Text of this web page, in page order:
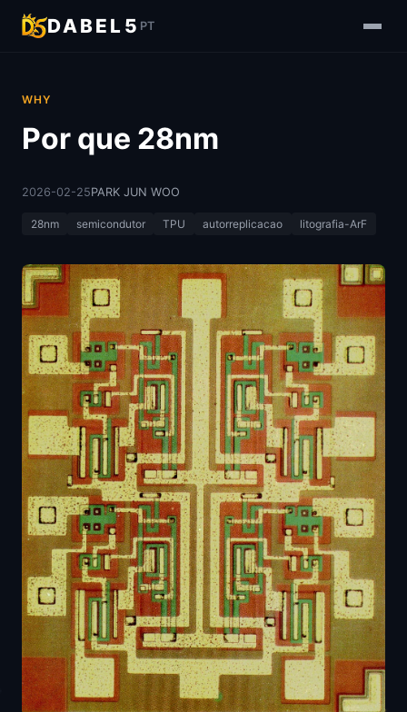
DABEL5 PT
WHY
Por que 28nm
2026-02-25PARK JUN WOO
28nm semicondutor TPU autorreplicacao litografia-ArF